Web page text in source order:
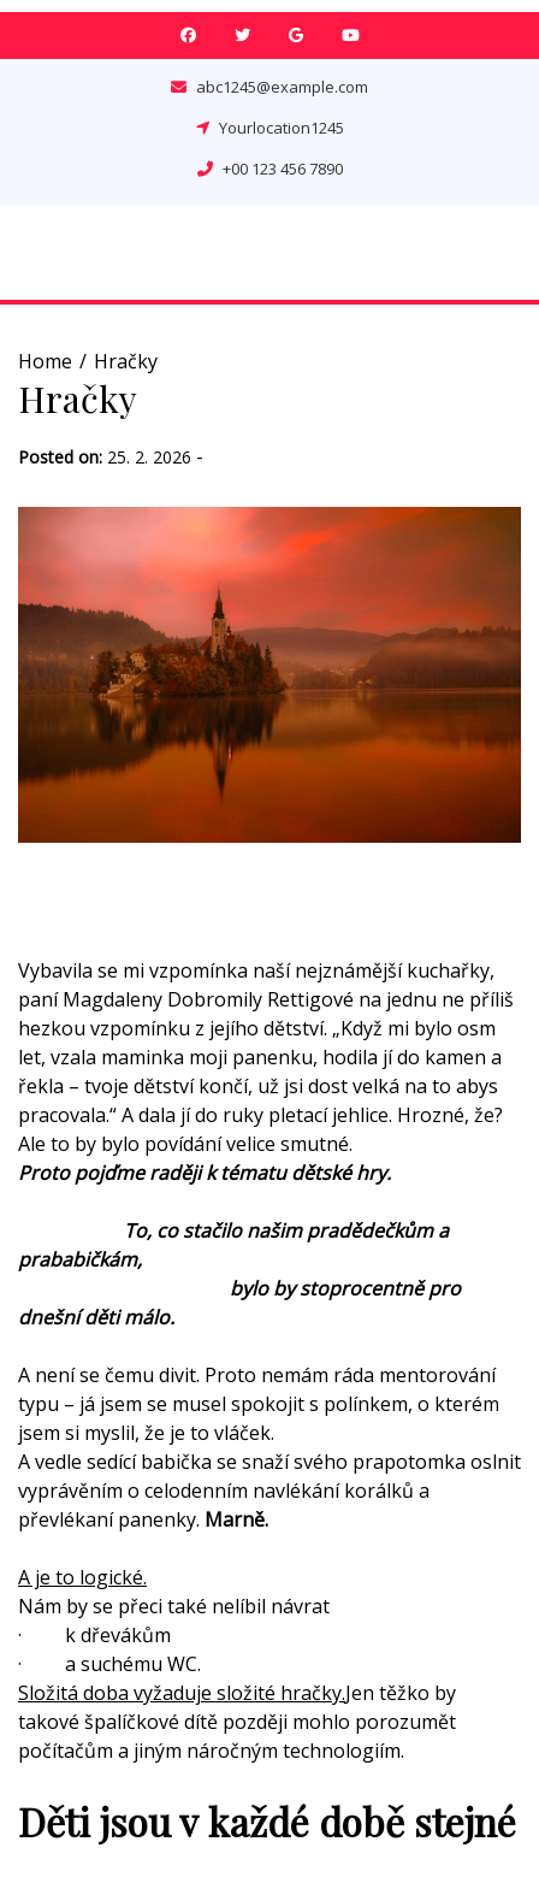
Skip
abc1245@example.com
Yourlocation1245
+00 123 456 7890
Home Hračky
Hračky
Posted on: 25. 2. 2026 -
Vybavila se mi vzpomínka naší nejznámější kuchařky,
paní Magdaleny Dobromily Rettigové na jednu ne příliš
hezkou vzpomínku z jejího dětství. „Když mi bylo osm
let, vzala maminka moji panenku, hodila jí do kamen a
řekla – tvoje dětství končí, už jsi dost velká na to abys
pracovala.“ A dala jí do ruky pletací jehlice. Hrozné, že?
Ale to by bylo povídání velice smutné.
Proto pojďme raději k tématu dětské hry.
To, co stačilo našim pradědečkům a
prababičkám,
bylo by stoprocentně pro
dnešní děti málo.
A není se čemu divit. Proto nemám ráda mentorování
typu – já jsem se musel spokojit s polínkem, o kterém
jsem si myslil, že je to vláček.
A vedle sedící babička se snaží svého prapotomka oslnit
vyprávěním o celodenním navlékání korálků a
převlékaní panenky. Marně.
A je to logické.
Nám by se přeci také nelíbil návrat
· k dřevákům
· a suchému WC.
Složitá doba vyžaduje složité hračky.Jen těžko by
takové špalíčkové dítě později mohlo porozumět
počítačům a jiným náročným technologiím.
Děti jsou v každé době stejné